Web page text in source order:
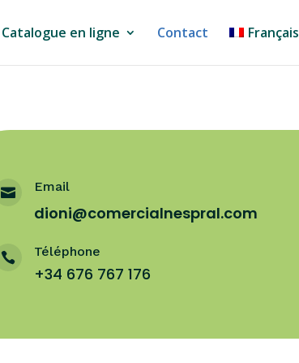
Catalogue en ligne Contact Français
 Email
dioni@comercialnespral.com
 Téléphone
+34 676 767 176